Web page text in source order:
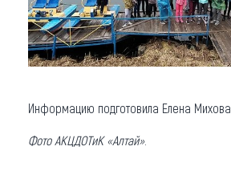
Информацию подготовила Елена Михова.
Фото АКЦДОТиК «Алтай».